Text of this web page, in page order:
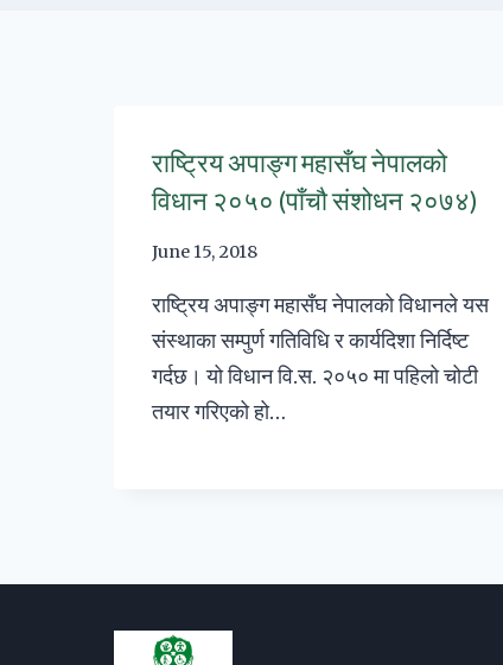
राष्ट्रिय अपाङ्ग महासँघ नेपालको
विधान २०५० (पाँचौ संशोधन २०७४)
June 15, 2018
राष्ट्रिय अपाङ्ग महासँघ नेपालको विधानले यस
संस्थाका सम्पुर्ण गतिविधि र कार्यदिशा निर्दिष्ट
गर्दछ। यो विधान वि.स‌. २०५० मा पहिलो चोटी
तयार गरिएको हो…